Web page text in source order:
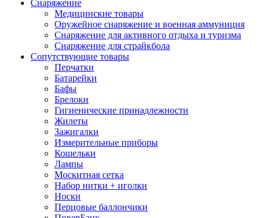
Снаряжение
Медицинские товары
Оружейное снаряжение и военная аммуниция
Снаряжение для активного отдыха и туризма
Снаряжение для страйкбола
Сопутствующие товары
Перчатки
Батарейки
Бафы
Брелоки
Гигиенические принадлежности
Жилеты
Зажигалки
Измерительные приборы
Кошельки
Лампы
Москитная сетка
Набор нитки + иголки
Носки
Перцовые баллончики